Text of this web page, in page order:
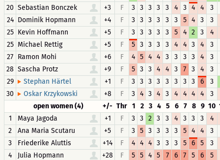
20 Sebastian Bonczek +3 F 3 3 3 3 3 4 3 4 4
3
24 Dominik Hopmann +4 F 3 3 3 3 3 3 5 4 3
3
25 Kevin Hoffmann +5 F 3 3 3 3 3 5 4 2 3
4
25 Michael Rettig +5 F 5 3 3 3 3 4 4 3 4
3
27 Ramon Mohi +6 F 4 5 4 4 3 3 3 3 4
3
28 Sascha Protz +9 F 5 3 3 4 4 3 7 3 4
3
29
Stephan Härtel +1 F 3 3 3 3 3 3 3 3 6
3
30
Oskar Krzykowski +8 F 3 4 3 4 3 4 4 4 4
3
open women (4)
+/- Thr 1 2 3 4 5 6 7 8 9 10
1
Maya Jagoda +1 F 3 3 2 3 3 4 3 3 3
4
2
Ana Maria Scutaru +5 F 3 5 3 3 3 3 5 4 4
3
3
Friederike Aluttis +14 F 4 4 4 3 3 3 5 6 5
3
4
Julia Hopmann +28 F 5 5 4 5 7 6 7 5 6
5